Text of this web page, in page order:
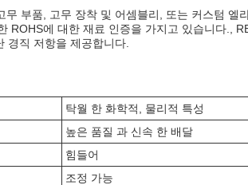
무 부품, 고무 장착 및 어셈블리, 또는 커스텀 엘
ROHS에 대한 재료 인증을 가지고 있습니다.,
경직 저항을 제공합니다.
탁월 한 화학적, 물리적 특성
높은 품질 과 신속 한 배달
힘들어
조정 가능